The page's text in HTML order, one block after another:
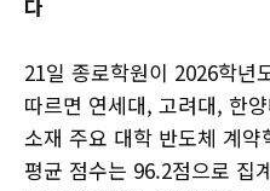
다
21일 종로학원이 2026학년
따르면 연세대, 고려대, 한
소재 주요 대학 반도체 계약
평균 점수는 96.2점으로 집